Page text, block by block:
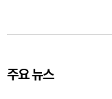
주요 뉴스